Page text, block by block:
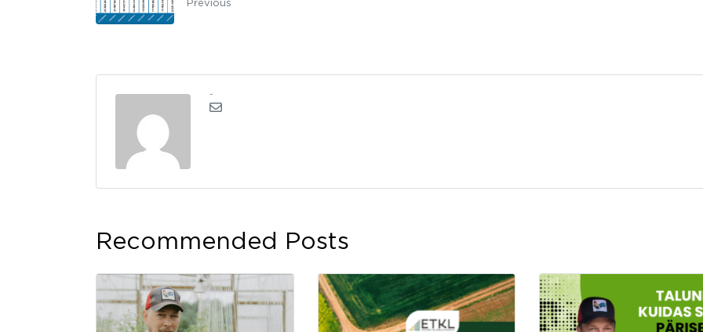
Previous
Recommended Posts